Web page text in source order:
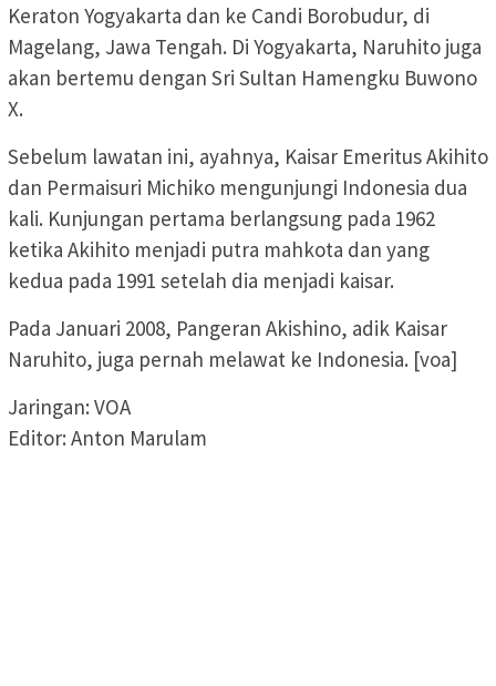
Keraton Yogyakarta dan ke Candi Borobudur, di
Magelang, Jawa Tengah. Di Yogyakarta, Naruhito juga
akan bertemu dengan Sri Sultan Hamengku Buwono
X.
Sebelum lawatan ini, ayahnya, Kaisar Emeritus Akihito
dan Permaisuri Michiko mengunjungi Indonesia dua
kali. Kunjungan pertama berlangsung pada 1962
ketika Akihito menjadi putra mahkota dan yang
kedua pada 1991 setelah dia menjadi kaisar.
Pada Januari 2008, Pangeran Akishino, adik Kaisar
Naruhito, juga pernah melawat ke Indonesia. [voa]
Jaringan: VOA
Editor: Anton Marulam